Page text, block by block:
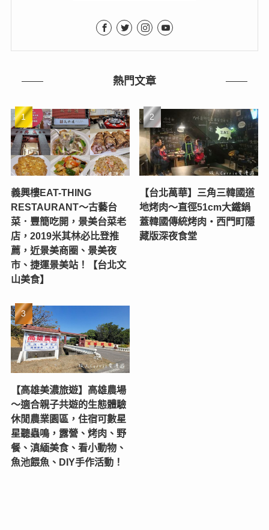
熱門文章
義興樓EAT-THING
RESTAURANT〜古藝台
菜．豐簡吃開，景美台菜老
店，2019米其林必比登推
薦，近景美商圈、景美夜
市、捷運景美站！【台北文
山美食】
【台北萬華】三角三韓國道
地烤肉～直徑51cm大鐵鍋
蓋韓國傳統烤肉‧西門町隱
藏版深夜食堂
【高雄美濃旅遊】高雄農場
〜適合親子共遊的生態體驗
休閒農業園區，住宿可數星
星聽蟲鳴，露營、烤肉、野
餐、滇緬美食、看小動物、
魚池餵魚、DIY手作活動！